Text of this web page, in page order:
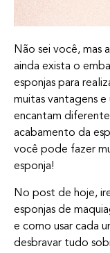
Não sei você, mas
ainda exista o
esponjas para
muitas vantagens
encantam
acabamento da
você pode fazer
esponja!
No post de hoje,
esponjas de
e como usar cada
desbravar tudo